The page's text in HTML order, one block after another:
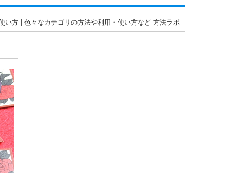
い方 | 色々なカテゴリの方法や利用・使い方など 方法ラボ